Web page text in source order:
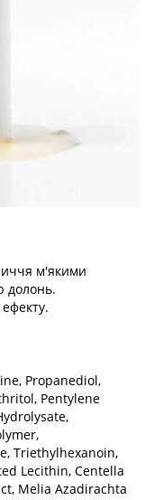
м'якими
долонь.
Propanediol,
Pentylene
Triethylhexanoin,
Lecithin, Centella
Melia Azadirachta